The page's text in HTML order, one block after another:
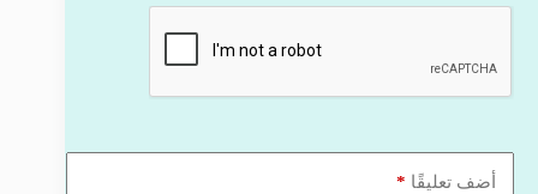
أضف تعليقًا *